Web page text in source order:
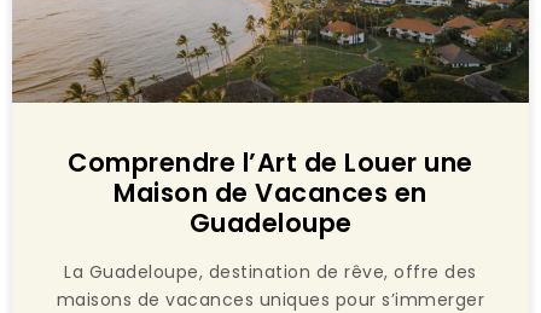
Comprendre l’Art de Louer une
Maison de Vacances en
Guadeloupe
La Guadeloupe, destination de rêve, offre des
maisons de vacances uniques pour s’immerger